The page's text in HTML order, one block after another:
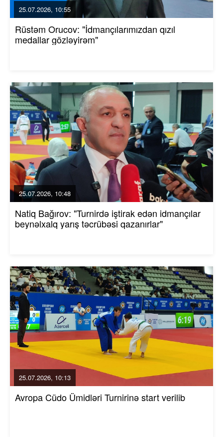
25.07.2026, 10:55
Rüstəm Orucov: "İdmançılarımızdan qızıl
medallar gözləyirəm"
25.07.2026, 10:48
Natiq Bağırov: "Turnirdə iştirak edən idmançılar
beynəlxalq yarış təcrübəsi qazanırlar"
25.07.2026, 10:13
Avropa Cüdo Ümidləri Turnirinə start verilib